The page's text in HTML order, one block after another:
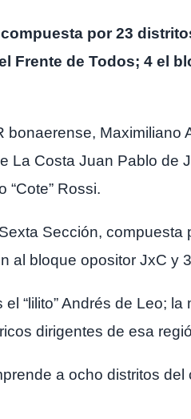
por 23
Frente de Todos; 4 el
bonaerense,
La Costa Juan Pablo de
“Cote” Rossi.
Sección,
al bloque opositor JxC y
“lilito” Andrés de Leo;
dirigentes de esa
a ocho distritos